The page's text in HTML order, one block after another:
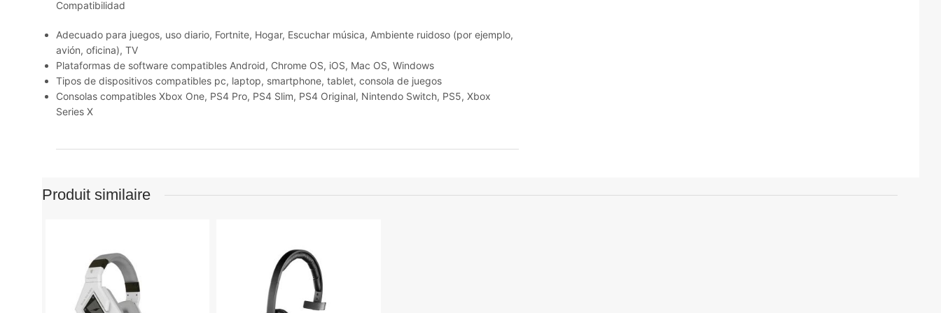
Compatibilidad
Adecuado para juegos, uso diario, Fortnite, Hogar, Escuchar música, Ambiente ruidoso (por ejemplo,
avión, oficina), TV
Plataformas de software compatibles Android, Chrome OS, iOS, Mac OS, Windows
Tipos de dispositivos compatibles pc, laptop, smartphone, tablet, consola de juegos
Consolas compatibles Xbox One, PS4 Pro, PS4 Slim, PS4 Original, Nintendo Switch, PS5, Xbox
Series X
Produit similaire